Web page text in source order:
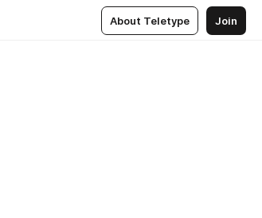
About Teletype Join